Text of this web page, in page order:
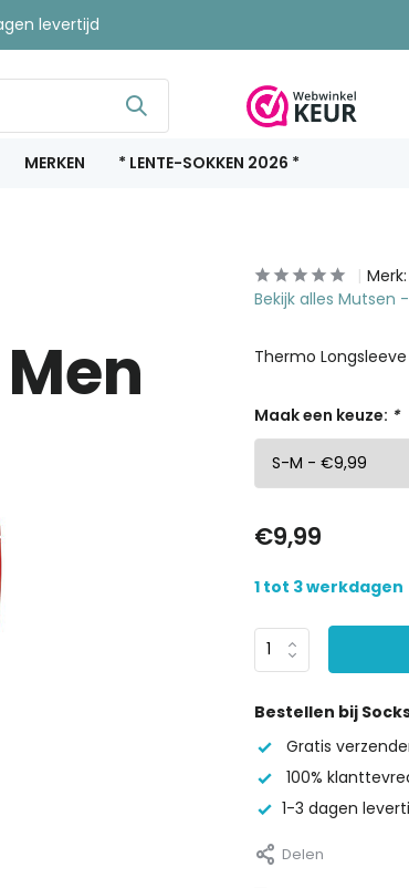
levertijd
MERKEN * LENTE-SOKKEN 2026 *
Merk:
Bekijk alles Mutsen
Thermo
Maak een keuze: *
€9,99
1 tot 3 werkdagen
Bestellen bij
Gratis
100%
1-3 dagen
Delen